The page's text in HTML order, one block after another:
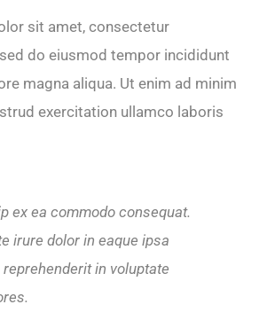
sit amet, consectetur
do eiusmod tempor incididunt
magna aliqua. Ut enim ad minim
exercitation ullamco laboris
ex ea commodo consequat.
irure dolor in eaque ipsa
reprehenderit in voluptate